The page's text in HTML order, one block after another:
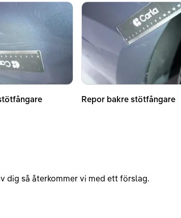
Repor bakre stötfångare
dig så återkommer vi med ett förslag.